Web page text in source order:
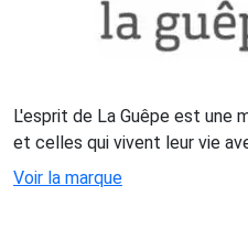
L'esprit de La Guêpe est une
et celles qui vivent leur vie
Voir la marque